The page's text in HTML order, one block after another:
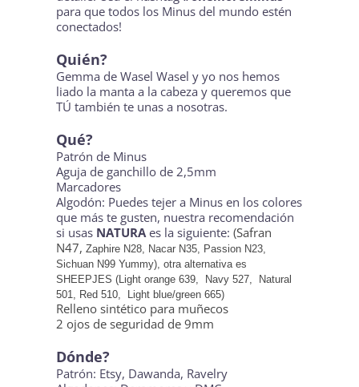
para que todos los Minus del mundo estén
conectados!
Quién?
Gemma deWasel Wasel y yo nos hemos
liado la manta a la cabeza y queremos que
TÚ también te unas a nosotras.
Qué?
Patrón de Minus
Aguja de ganchillo de 2,5mm
Marcadores
Algodón: Puedes tejer a Minus en los colores
que más te gusten, nuestra recomendación
si usas NATURAes la siguiente: (Safran
N47,Zaphire N28, Nacar N35, Passion N23,
Sichuan N99 Yummy), otra alternativa es
SHEEPJES (Light orange 639, Navy 527,
Natural
501, Red 510, Light blue/green 665)
Relleno sintético para muñecos
2 ojos de seguridad de 9mm
Dónde?
Patrón: Etsy, Dawanda, Ravelry